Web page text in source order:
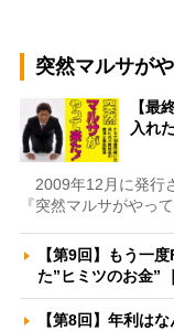
突然マルサが
【最
入れ
2009年12月に発行
『突然マルサがやっ
【第9回】もう一
た”ヒミツのお金”
【第8回】年利は